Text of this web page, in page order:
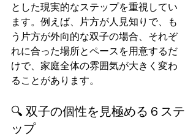
とした現実的なステップを重視してい
ます。例えば、片方が人見知りで、も
う片方が外向的な双子の場合、それぞ
れに合った場所とペースを用意するだ
けで、家庭全体の雰囲気が大きく変わ
ることがあります。
🔍 双子の個性を見極める６ステ
ップ